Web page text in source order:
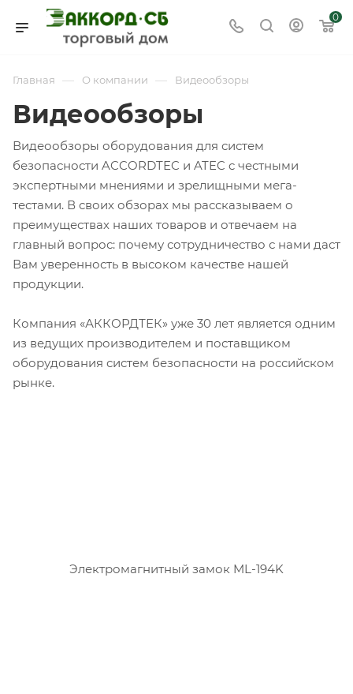
0
Главная — О компании — Видеообзоры
Видеообзоры
Видеообзоры оборудования для систем
безопасности ACCORDTEC и ATEC c честными
экспертными мнениями и зрелищными мега-
тестами. В своих обзорах мы рассказываем о
преимуществах наших товаров и отвечаем на
главный вопрос: почему сотрудничество с нами даст
Вам уверенность в высоком качестве нашей
продукции.
Компания «АККОРДТЕК» уже 30 лет является одним
из ведущих производителем и поставщиком
оборудования систем безопасности на российском
рынке.
Электромагнитный замок ML-194K